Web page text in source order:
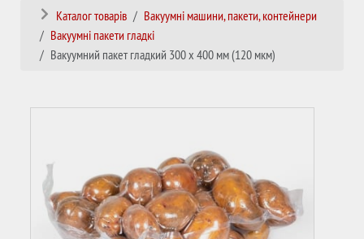
Каталог товарів
Вакуумні машини, пакети, контейнери
Вакуумні пакети гладкі
Вакуумний пакет гладкий 300 х 400 мм (120 мкм)